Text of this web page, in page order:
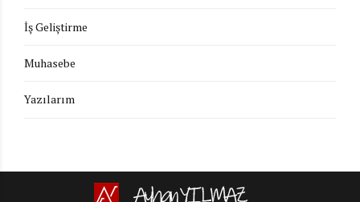
İş Geliştirme
Muhasebe
Yazılarım